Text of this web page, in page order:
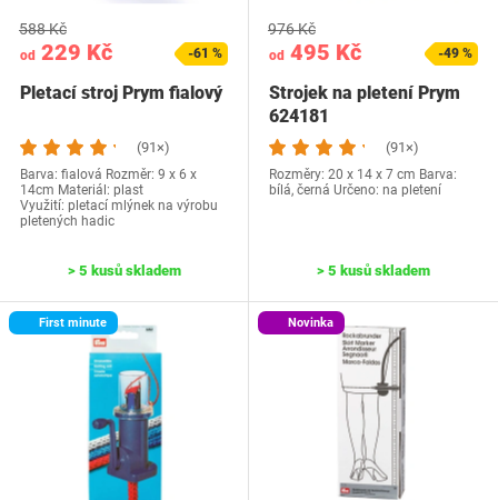
od 229 Kč
588 Kč
-61 %
Pletací stroj Prym fialový
(91×)
Barva: fialová Rozměr: 9 x 6 x
14cm Materiál: plast
Využití: pletací mlýnek na výrobu
pletených hadic
> 5 kusů skladem
od 495 Kč
976 Kč
-49 %
Strojek na pletení Prym
624181
(91×)
Rozměry: 20 x 14 x 7 cm Barva:
bílá, černá Určeno: na pletení
> 5 kusů skladem
First minute Novinka